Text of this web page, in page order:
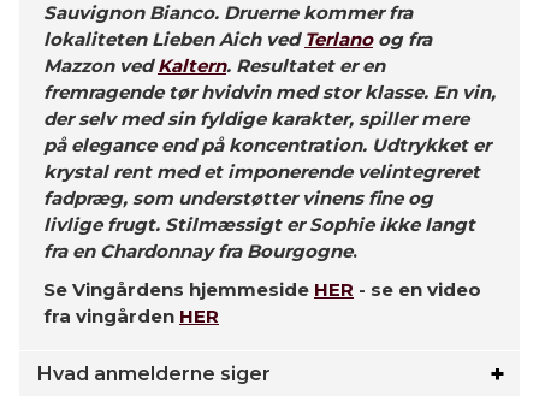
Sauvignon Bianco. Druerne kommer fra
lokaliteten Lieben Aich ved Terlanoog fra
Mazzon vedKaltern. Resultatet er en
fremragende tør hvidvin med stor klasse. En vin,
der selv med sin fyldige karakter, spiller mere
på elegance end på koncentration. Udtrykket er
krystal rent med et imponerende velintegreret
fadpræg, som understøtter vinens fine og
livlige frugt. Stilmæssigt er Sophie ikke langt
fra en Chardonnay fra Bourgogne.
Se Vingårdens hjemmeside HER - se en video
fra vingården HER
Hvad anmelderne siger